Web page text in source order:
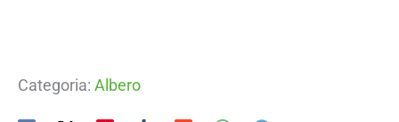
Categoria: Albero